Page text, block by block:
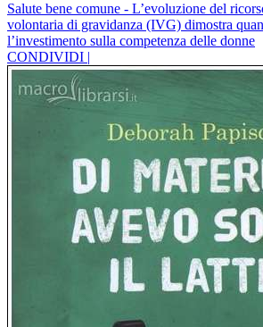
Salute bene comune - L’evoluzione del
volontaria di gravidanza (IVG) dimostra
l’investimento sulla competenza delle donne
CONDIVIDI |